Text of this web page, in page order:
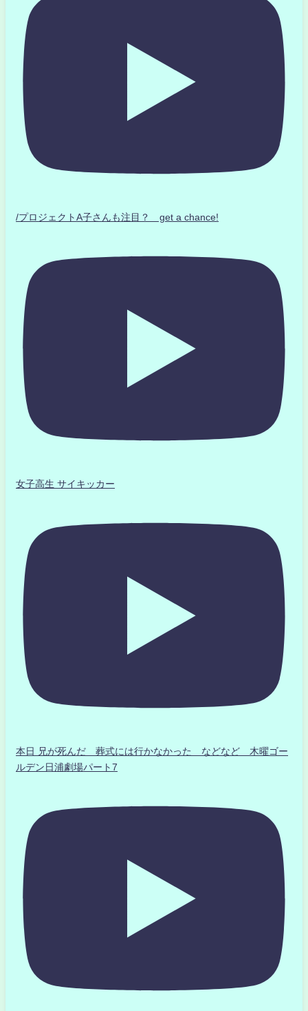
/プロジェクトA子さんも注目？ get a chance!
女子高生 サイキッカー
本日 兄が死んだ 葬式には行かなかった などなど 木曜ゴー
ルデン日浦劇場パート7